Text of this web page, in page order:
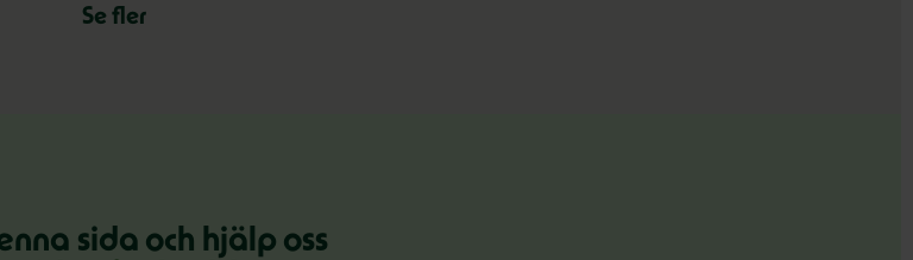
Se fler
sida och hjälp oss